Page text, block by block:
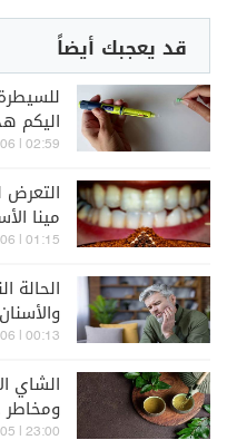
قد يعجبك أيضاً
اليكم
02:59 | 2026-08-06
التعرض
مينا
01:15 | 2026-08-06
الحالة
00:13 | 2026-08-06
الشاي
ومخاطر
23:00 | 2026-08-05